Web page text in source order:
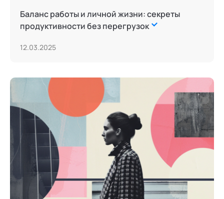
Баланс работы и личной жизни: секреты
продуктивности без перегрузок
12.03.2025